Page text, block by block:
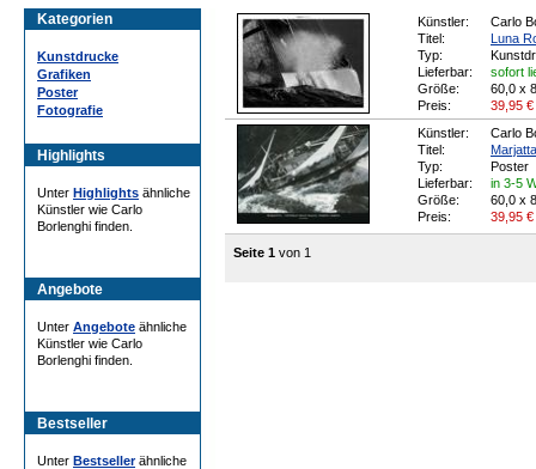
Kategorien
Kunstdrucke
Grafiken
Poster
Fotografie
Highlights
Unter Highlights ähnliche
Künstler wie Carlo
Borlenghi finden.
Angebote
Unter Angebote ähnliche
Künstler wie Carlo
Borlenghi finden.
Bestseller
Unter Bestsellerähnliche
Künstler:
Carlo
Titel:
Luna
Typ:
Lieferbar:
sofort
Größe:
60,0 x
Preis:
39,95 €
Künstler:
Carlo
Titel:
Typ:
Poster
Lieferbar:
in 3-5
Größe:
60,0 x
Preis:
39,95 €
Seite 1 von 1